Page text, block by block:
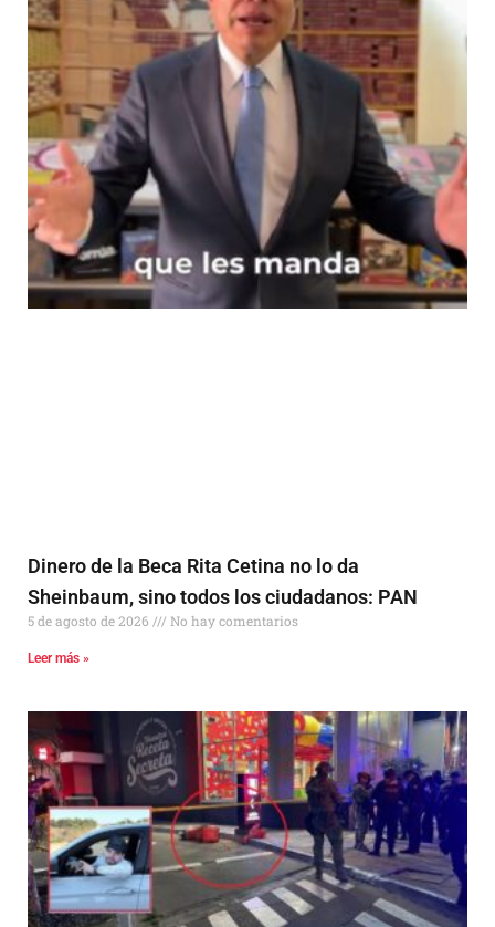
Dinero de la Beca Rita Cetina no lo da
Sheinbaum, sino todos los ciudadanos: PAN
5 de agosto de 2026 No hay comentarios
Leer más »